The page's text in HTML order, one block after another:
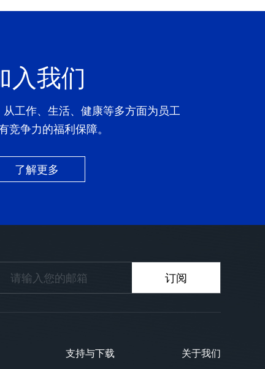
入我们
工作、生活、健康等多方面为员工
竞争力的福利保障。
了解更多
支持与下载
关于我们